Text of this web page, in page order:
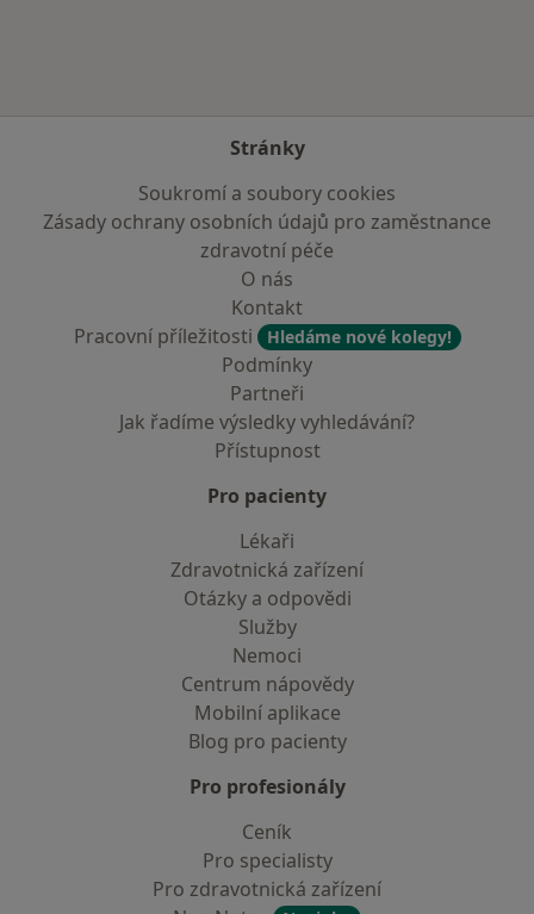
Stránky
Soukromí a soubory cookies
Zásady ochrany osobních údajů pro zaměstnance
zdravotní péče
O nás
Kontakt
Pracovní příležitosti
Hledáme nové kolegy!
Podmínky
Partneři
Jak řadíme výsledky vyhledávání?
Přístupnost
Pro pacienty
Lékaři
Zdravotnická zařízení
Otázky a odpovědi
Služby
Nemoci
Centrum nápovědy
Mobilní aplikace
Blog pro pacienty
Pro profesionály
Ceník
Pro specialisty
Pro zdravotnická zařízení